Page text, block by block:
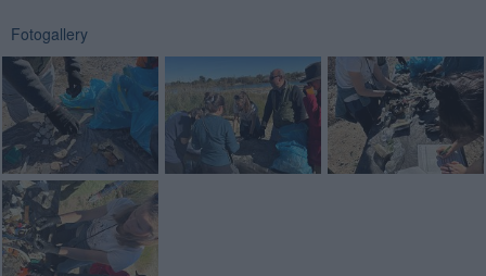
Fotogallery